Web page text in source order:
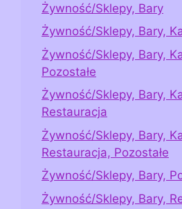
Żywność/Sklepy, Bary
Żywność/Sklepy, Bary,
Żywność/Sklepy, Bary,
Pozostałe
Żywność/Sklepy, Bary,
Restauracja
Żywność/Sklepy, Bary,
Restauracja, Pozostałe
Żywność/Sklepy, Bary,
Żywność/Sklepy, Bary,